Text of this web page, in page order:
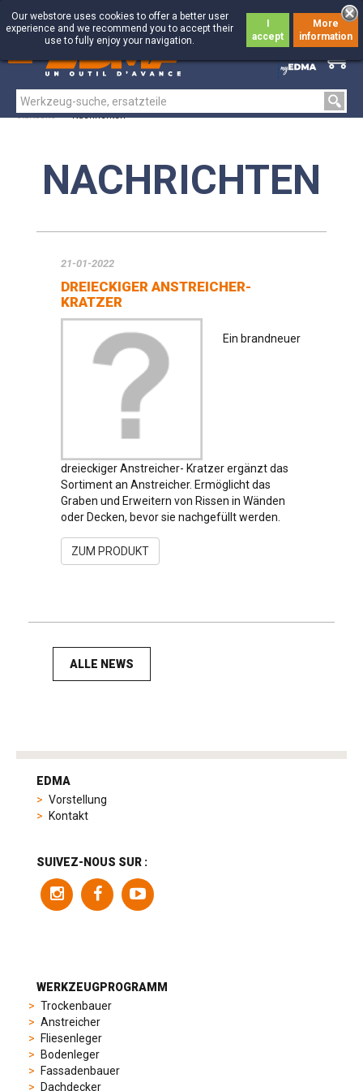
0
0
Our webstore uses cookies to offer a better user
experience and we recommend you to accept their
use to fully enjoy your navigation.
accept
More
information
Startseite > Nachrichten
NACHRICHTEN
21-01-2022
DREIECKIGER ANSTREICHER-
KRATZER
Ein brandneuer
dreieckiger Anstreicher- Kratzer ergänzt das
Sortiment an Anstreicher. Ermöglicht das
Graben und Erweitern von Rissen in Wänden
oder Decken, bevor sie nachgefüllt werden.
ZUM PRODUKT
ALLE NEWS
tag
product
sporty
chronographs
elegant
watches.
EDMA
Vorstellung
Kontakt
SUIVEZ-NOUS SUR :
WERKZEUGPROGRAMM
Trockenbauer
Anstreicher
Fliesenleger
Bodenleger
Fassadenbauer
Dachdecker